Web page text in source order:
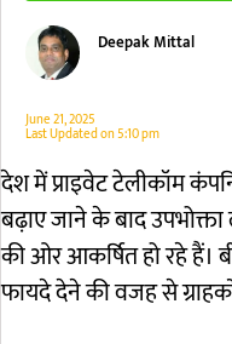
Deepak Mittal
June 21, 2025
Last Updated on5:10 pm
देश में प्राइवेट टेलीकॉम
बढ़ाए जाने के बाद
की ओर आकर्षित हो रहे
फायदे देने की वजह से